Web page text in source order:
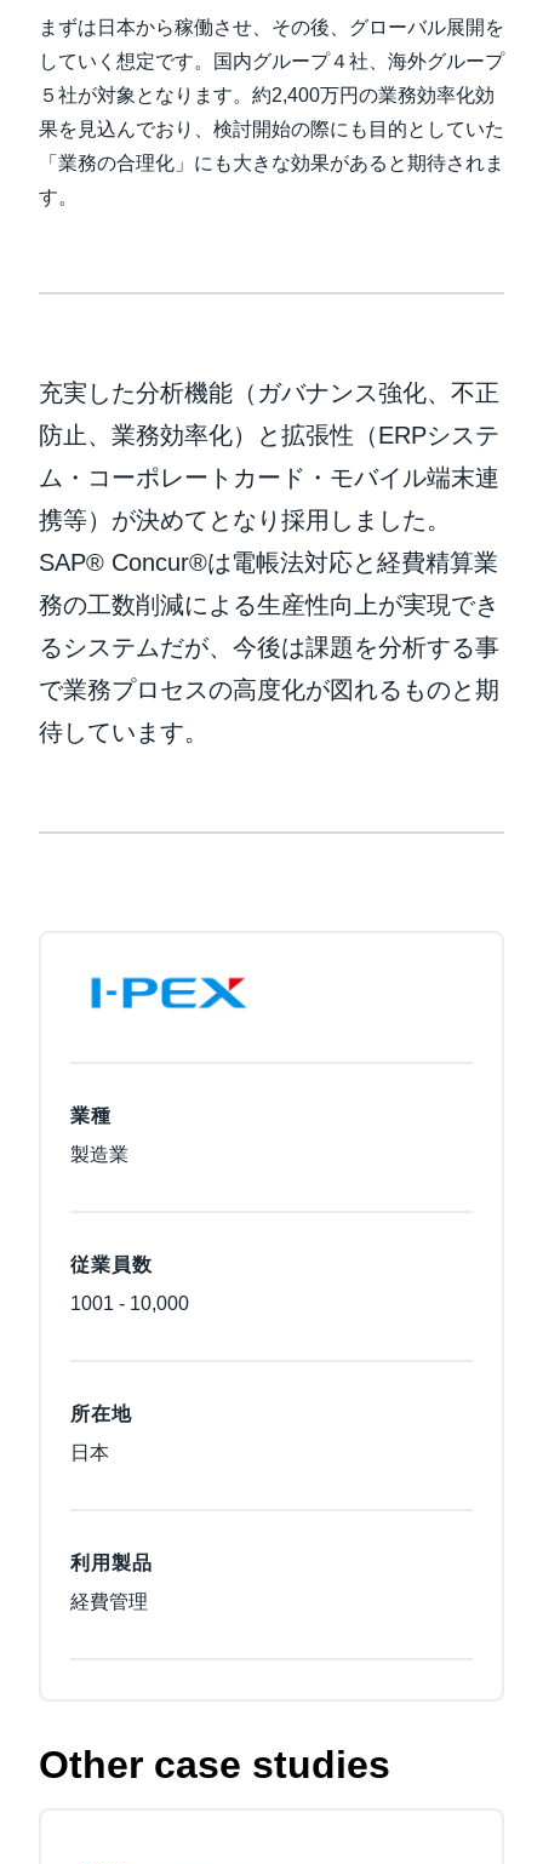
まずは日本から稼働させ、その後、グローバル展開を
していく想定です。国内グループ４社、海外グループ
５社が対象となります。約2,400万円の業務効率化効
果を見込んでおり、検討開始の際にも目的としていた
「業務の合理化」にも大きな効果があると期待されま
す。
充実した分析機能（ガバナンス強化、不正
防止、業務効率化）と拡張性（ERPシステ
ム・コーポレートカード・モバイル端末連
携等）が決めてとなり採用しました。
SAP® Concur®は電帳法対応と経費精算業
務の工数削減による生産性向上が実現でき
るシステムだが、今後は課題を分析する事
で業務プロセスの高度化が図れるものと期
待しています。
業種
製造業
従業員数
1001 - 10,000
所在地
日本
利用製品
経費管理
Other case studies